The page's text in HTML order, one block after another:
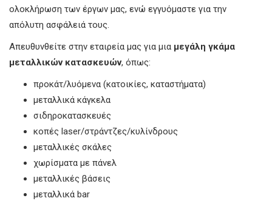
ολοκλήρωση των έργων μας, ενώ εγγυόμαστε για την
απόλυτη ασφάλειά τους.
Απευθυνθείτε στην εταιρεία μας για μια μεγάλη γκάμα
μεταλλικών κατασκευών, όπως:
προκάτ/λυόμενα (κατοικίες, καταστήματα)
μεταλλικά κάγκελα
σιδηροκατασκευές
κοπές laser/στράντζες/κυλίνδρους
μεταλλικές σκάλες
χωρίσματα με πάνελ
μεταλλικές βάσεις
μεταλλικά bar